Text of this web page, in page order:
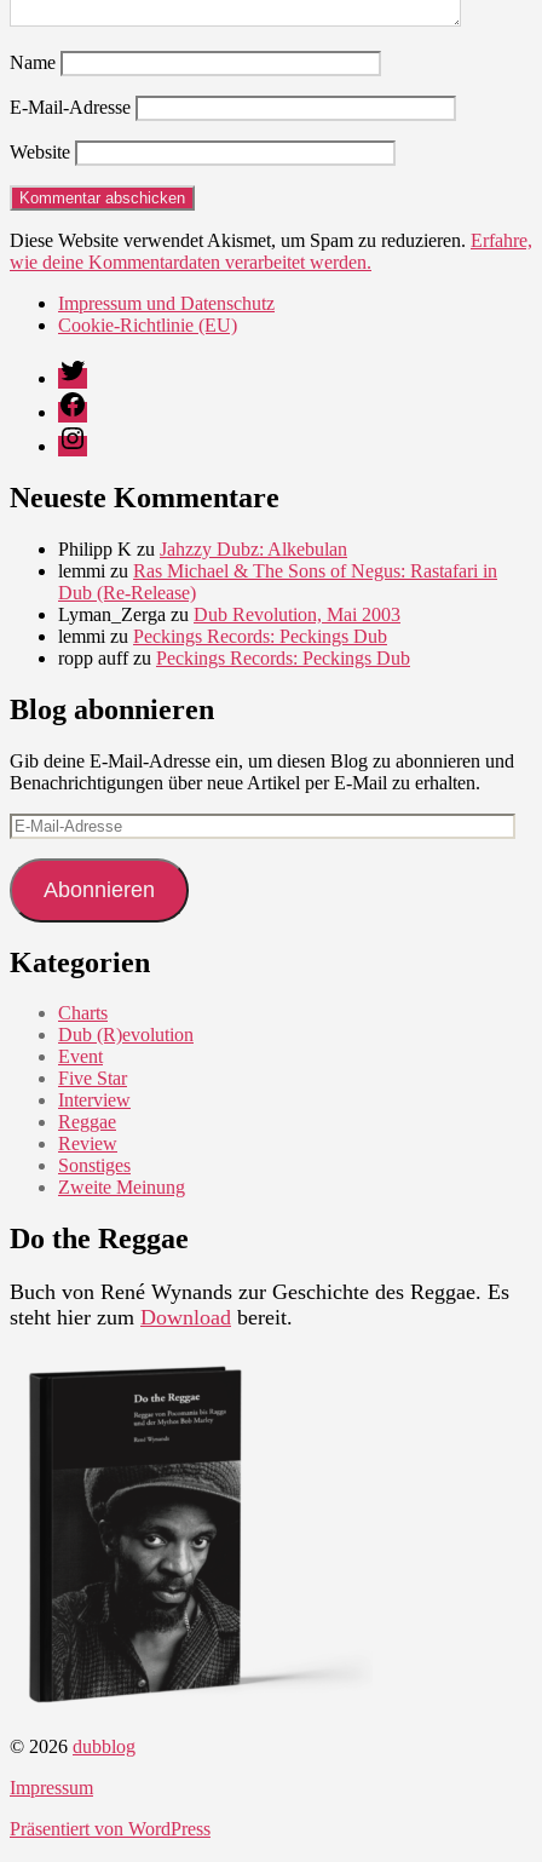
Name
E-Mail-Adresse
Website
Diese Website verwendet Akismet, um Spam zu reduzieren. Erfahre,
wie deine Kommentardaten verarbeitet werden.
Impressum und Datenschutz
Cookie-Richtlinie (EU)
Twitter
Facebook
Instagram
Neueste Kommentare
Philipp K zu Jahzzy Dubz: Alkebulan
lemmi zu Ras Michael & The Sons of Negus: Rastafari in
Dub (Re-Release)
Lyman_Zerga zu Dub Revolution, Mai 2003
lemmi zu Peckings Records: Peckings Dub
ropp auffzu Peckings Records: Peckings Dub
Blog abonnieren
Gib deine E-Mail-Adresse ein, um diesen Blog zu abonnieren und
Benachrichtigungen über neue Artikel per E-Mail zu erhalten.
E-
Mail-
Adresse
Abonnieren
Kategorien
Charts
Dub (R)evolution
Event
Five Star
Interview
Reggae
Review
Sonstiges
Zweite Meinung
Do the Reggae
Buch von René Wynands zur Geschichte des Reggae. Es
steht hier zum Download bereit.
© 2026 dubblog
Impressum
Präsentiert von WordPress